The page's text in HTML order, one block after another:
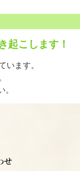
起こします！
います。
せ